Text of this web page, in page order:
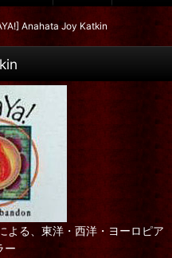
Anahata Joy Katkin
よる、東洋・西洋・ヨーロピア
ー